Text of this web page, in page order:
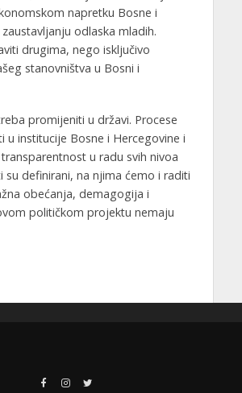
napretku Bosne i
odlaska mladih.
drugima, nego isključivo
stanovništva u Bosni i
promijeniti u državi. Procese
u institucije Bosne i Hercegovine i
u radu svih nivoa
su definirani, na njima ćemo i raditi
obećanja, demagogija i
političkom projektu nemaju